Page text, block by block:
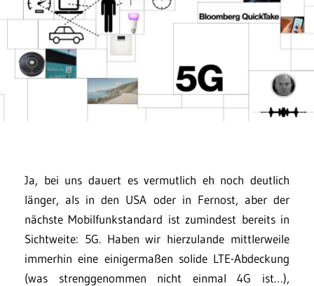
Ja, bei uns dauert es vermutlich eh noch deutlich
länger, als in den USA oder in Fernost, aber der
nächste Mobilfunkstandard ist zumindest bereits in
Sichtweite: 5G. Haben wir hierzulande mittlerweile
immerhin eine einigermaßen solide LTE-Abdeckung
(was strenggenommen nicht einmal 4G ist…),